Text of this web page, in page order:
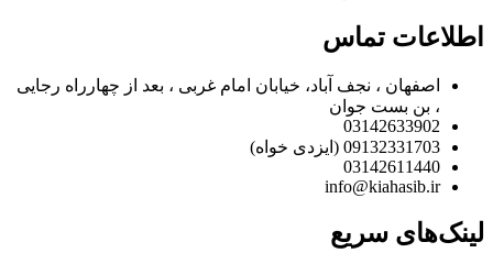
اطلاعات تماس
اصفهان ، نجف آباد، خیابان امام غربی ، بعد از چهارراه رجایی
، بن بست جوان
03142633902
09132331703 (ایزدی خواه)
03142611440
info@kiahasib.ir
لینک‌های سریع